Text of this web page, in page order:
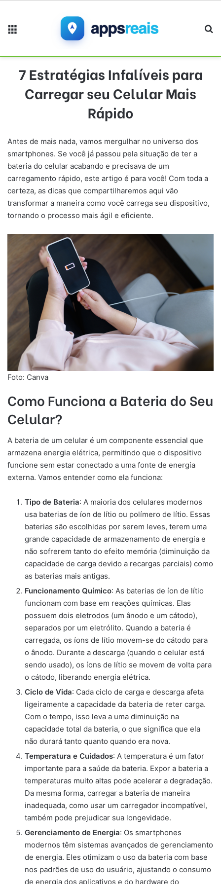
7 Estratégias Infalíveis para
Carregar seu Celular Mais
Rápido
Antes de mais nada, vamos mergulhar no universo dos
smartphones. Se você já passou pela situação de ter a
bateria do celular acabando e precisava de um
carregamento rápido, este artigo é para você! Com toda a
certeza, as dicas que compartilharemos aqui vão
transformar a maneira como você carrega seu dispositivo,
tornando o processo mais ágil e eficiente.
Foto: Canva
Como Funciona a Bateria do Seu
Celular?
A bateria de um celular é um componente essencial que
armazena energia elétrica, permitindo que o dispositivo
funcione sem estar conectado a uma fonte de energia
externa. Vamos entender como ela funciona:
Tipo de Bateria: A maioria dos celulares modernos
usa baterias de íon de lítio ou polímero de lítio. Essas
baterias são escolhidas por serem leves, terem uma
grande capacidade de armazenamento de energia e
não sofrerem tanto do efeito memória (diminuição da
capacidade de carga devido a recargas parciais) como
as baterias mais antigas.
Funcionamento Químico: As baterias de íon de lítio
funcionam com base em reações químicas. Elas
possuem dois eletrodos (um ânodo e um cátodo),
separados por um eletrólito. Quando a bateria é
carregada, os íons de lítio movem-se do cátodo para
o ânodo. Durante a descarga (quando o celular está
sendo usado), os íons de lítio se movem de volta para
o cátodo, liberando energia elétrica.
Ciclo de Vida: Cada ciclo de carga e descarga afeta
ligeiramente a capacidade da bateria de reter carga.
Com o tempo, isso leva a uma diminuição na
capacidade total da bateria, o que significa que ela
não durará tanto quanto quando era nova.
Temperatura e Cuidados: A temperatura é um fator
importante para a saúde da bateria. Expor a bateria a
temperaturas muito altas pode acelerar a degradação.
Da mesma forma, carregar a bateria de maneira
inadequada, como usar um carregador incompatível,
também pode prejudicar sua longevidade.
Gerenciamento de Energia: Os smartphones
modernos têm sistemas avançados de gerenciamento
de energia. Eles otimizam o uso da bateria com base
nos padrões de uso do usuário, ajustando o consumo
de energia dos aplicativos e do hardware do